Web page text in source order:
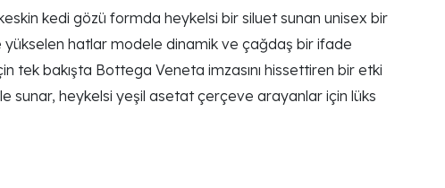
kedi gözü formda heykelsi bir siluet sunan unisex bir
hatlar modele dinamik ve çağdaş bir ifade
tek bakışta Bottega Veneta imzasını hissettiren bir etki
sunar, heykelsi yeşil asetat çerçeve arayanlar için lüks